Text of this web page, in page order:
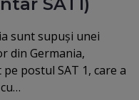
sunt supuşi unei
din Germania,
postul SAT 1, care a